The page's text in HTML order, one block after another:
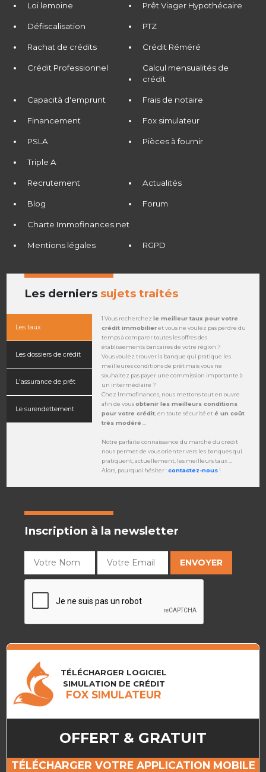
Loi lemoine Prêt Viager Hypothécaire
Défiscalisation PTZ
Rachat de crédits Crédit Réméré
Crédit Professionnel
Calcul mensualités de
crédit
Capacità d'emprunt Frais de notaire
Financement Fox simulateur
PSLA Pièces à fournir
Triple A
Recrutement Actualités
Blog Forum
Charte Immofinances.net
Mentions légales RGPD
Les derniers sujets traités
Les taux
Les dossiers de crédit
L'assurance de prêt
Le surendettement
1 Vous recherchez le meilleur taux pour votre
crédit immobilieret vous ne voulez pas perdre du
temps à comparer toutes les offres des
établissements bancaires de votre région ?
Vous voulez trouver la banque qui pratique les
meilleures conditions de prêt mais vous ne
souhaitez pas payer une commission importante à
un intermédiaire ?
Chez Immofinances, nous mettons tout en ouvre
afin de vousobtenir les meilleurs conditions
pour votre crédit, en toute sécurité eté un coût
très modéré ...
Notre parfaite connaissance du marché du crédit
nous permet de vous orienter vers les banques qui
pratiquent, actuellement, les meilleurs taux ...
Alors, pourquoi hésiter :contactez-nous!
Inscription à la newsletter
TÉLÉCHARGER LOGICIEL
SIMULATION DE CRÉDIT
FOX SIMULATEUR
OFFERT & GRATUIT
TÉLÉCHARGER VOTRE APPLICATION MOBILE